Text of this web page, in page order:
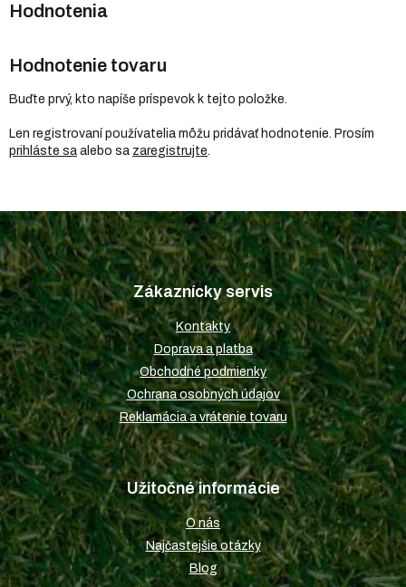
Hodnotenie tovaru
Buďte prvý, kto napíše príspevok k tejto položke.
Len registrovaní používatelia môžu pridávať hodnotenie. Prosím
prihláste sa alebo sa zaregistrujte
Z
á
p
ä
t
i
e
Zákaznícky servis
Kontakty
Doprava a platba
Obchodné podmienky
Ochrana osobných údajov
Reklamácia a vrátenie tovaru
Užitočné informácie
O nás
Najčastejšie otázky
Blog